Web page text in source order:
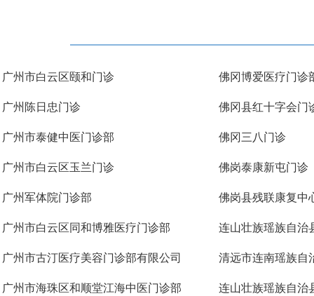
广州市白云区颐和门诊
广州陈日忠门诊
广州市泰健中医门诊部
广州市白云区玉兰门诊
广州军体院门诊部
广州市白云区同和博雅医疗门诊部
广州市古汀医疗美容门诊部有限公司
广州市海珠区和顺堂江海中医门诊部
佛冈博爱医疗门诊
佛冈县红十字会门
佛冈三八门诊
佛岗泰康新屯门诊
佛岗县残联康复中
连山壮族瑶族自治
清远市连南瑶族自
连山壮族瑶族自治